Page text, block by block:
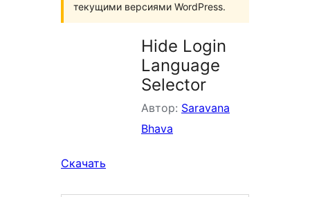
текущими версиями WordPress.
Hide Login
Language
Selector
Автор: Saravana
Bhava
Скачать